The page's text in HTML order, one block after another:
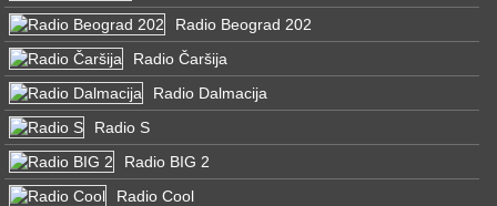
Radio Beograd 202
Radio Čaršija
Radio Dalmacija
Radio S
Radio BIG 2
Radio Cool